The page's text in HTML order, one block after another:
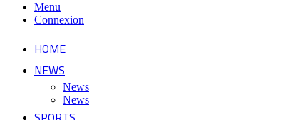
Menu
Connexion
HOME
NEWS
News
News